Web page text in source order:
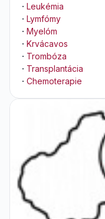
· Leukémia
· Lymfómy
· Myelóm
· Krvácavos
· Trombóza
· Transplantácia
· Chemoterapie